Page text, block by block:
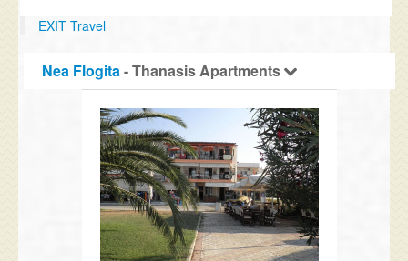
EXIT Travel
Nea Flogita- Thanasis Apartments